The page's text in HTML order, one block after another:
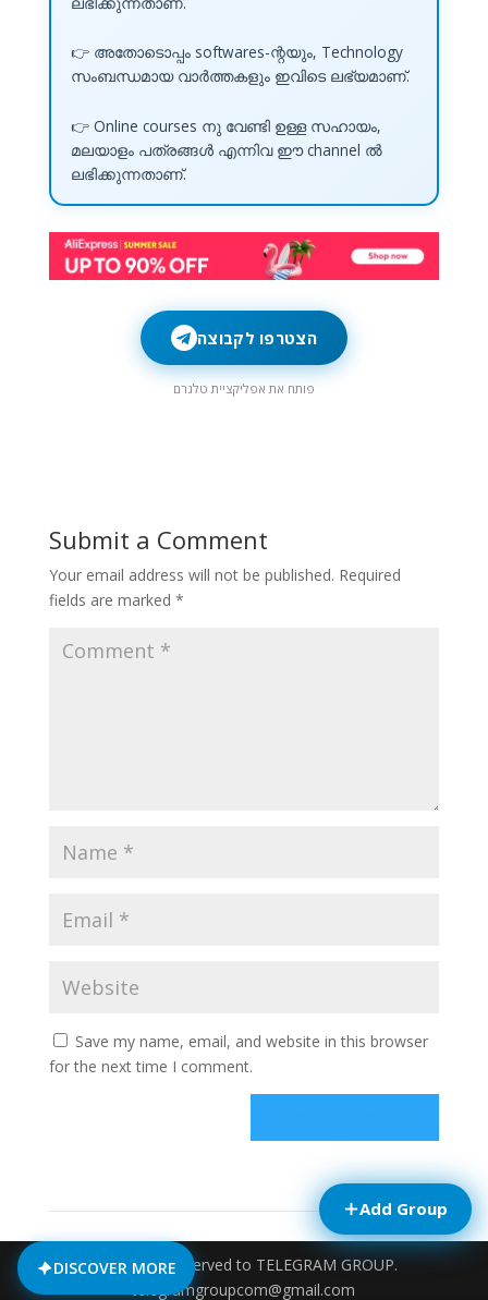
👉 അതോടൊപ്പം softwares-ന്റയും, Technology
സംബന്ധമായ വാർത്തകളും ഇവിടെ ലഭ്യമാണ്.
👉 Online courses നു വേണ്ടി ഉള്ള സഹായം,
മലയാളം പത്രങ്ങൾ എന്നിവ ഈ channel ൽ
ലഭിക്കുന്നതാണ്.
הצטרפו לקבוצה
פותח את אפליקציית טלגרם
Submit a Comment
Your email address will not be published. Required
fields are marked *
Save my name, email, and website in this browser
for the next time I comment.
© All rights reserved to TELEGRAM GROUP.
telegramgroupcom@gmail.com
DISCOVER MORE
Add Group